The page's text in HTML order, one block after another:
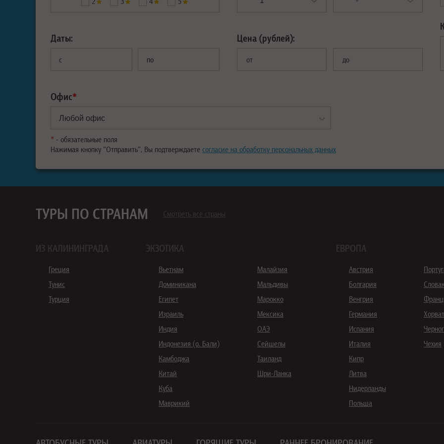
Даты:
с по
Цена (рублей):
от до
Офис*
* - обязательные поля
Нажимая кнопку "Отправить", Вы подтверждаете согласие на обработку персональных данных
ТУРЫ ПО СТРАНАМ Смотреть все страны
ИЗ КАЛИНИНГРАДА
Греция
Тунис
Турция
ЭКЗОТИКА
Вьетнам
Доминикана
Египет
Израиль
Индия
Индонезия (о. Бали)
Камбоджа
Китай
Куба
Маврикий
Малайзия
Мальдивы
Марокко
Мексика
ОАЭ
Сейшелы
Таиланд
Шри-Ланка
ЕВРОПА
Австрия
Болгария
Венгрия
Германия
Испания
Италия
Кипр
Литва
Нидерланды
Польша
Чехия